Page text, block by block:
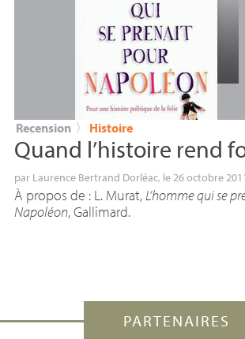
Recension 〉 Histoire
Quand l’histoire rend
par Laurence Bertrand Dorléac, le 26 octobre
À propos de : L. Murat,L’homme qui se
Napoléon, Gallimard.
PARTENAIRES